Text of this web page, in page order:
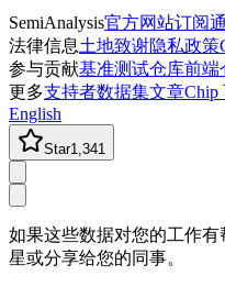
SemiAnalysis官方网站订阅
法律信息土地致谢隐私政策
参与贡献基准测试仓库前端
更多支持者数据集文章Chip
English
Star1,341
如果这些数据对您的工作
星或分享给您的同事。